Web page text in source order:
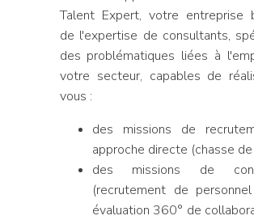
Talent Expert, votre entreprise
de l'expertise de consultants,
des problématiques liées à
votre secteur, capables de
vous :
des missions de
approche directe (chasse
des missions de
(recrutement de
évaluation 360° de